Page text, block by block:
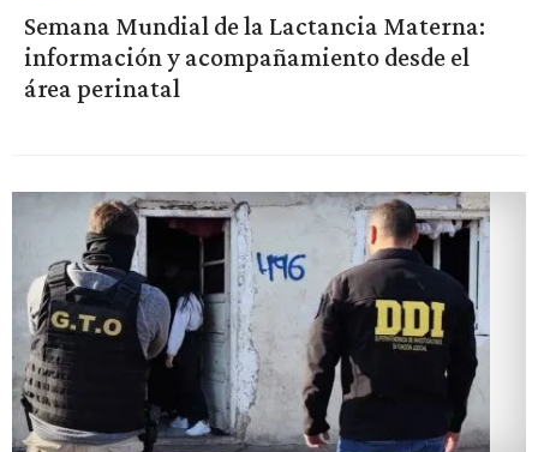
Semana Mundial de la Lactancia Materna:
información y acompañamiento desde el
área perinatal